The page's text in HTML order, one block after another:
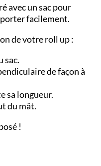
avec un sac pour
facilement.
de votre roll up :
sac.
de façon à
sa longueur.
du mât.
!